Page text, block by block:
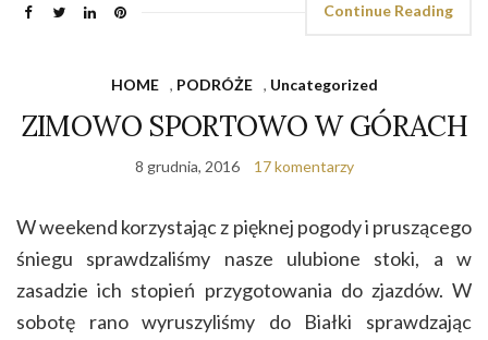
Continue Reading
HOME , PODRÓŻE , Uncategorized
ZIMOWO SPORTOWO W GÓRACH
8 grudnia, 2016 17 komentarzy
W weekend korzystając z pięknej pogody i pruszącego
śniegu sprawdzaliśmy nasze ulubione stoki, a w
zasadzie ich stopień przygotowania do zjazdów. W
sobotę rano wyruszyliśmy do Białki sprawdzając